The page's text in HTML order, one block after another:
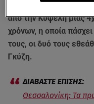
Συναγερμός έχει
από την Κυψέλη μιας
χρόνων, η οποία
τους, οι δυό τους
Γκύζη.
Θεσσαλονίκη: Τα